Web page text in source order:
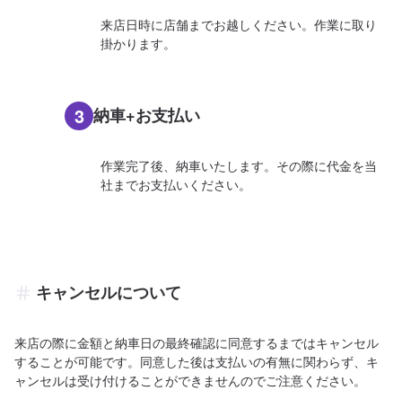
来店日時に店舗までお越しください。作業に取り
掛かります。
3 納車+お支払い
作業完了後、納車いたします。その際に代金を当
社までお支払いください。
キャンセルについて
来店の際に金額と納車日の最終確認に同意するまではキャンセル
することが可能です。同意した後は支払いの有無に関わらず、キ
ャンセルは受け付けることができませんのでご注意ください。